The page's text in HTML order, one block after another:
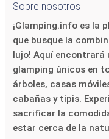
Sobre nosotros
¡Glamping.info es la
que busque la
lujo! Aquí encontrará
glamping únicos en
árboles, casas
cabañas y tipis.
sacrificar la
estar cerca de la